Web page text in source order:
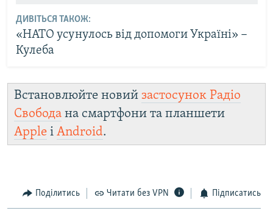
ДИВІТЬСЯ ТАКОЖ:
«НАТО усунулось від допомоги Україні» −
Кулеба
Встановлюйте новий застосунок Радіо
Свобода на смартфони та планшети
Apple і Android.
Поділитись Читати без VPN Підписатись